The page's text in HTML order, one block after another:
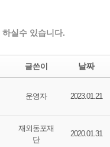
실수 있습니다.
글쓴이 날짜
운영자 2023.01.21
재외동포재
단
2020.01.31